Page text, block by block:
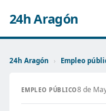
24h Aragón
24h Aragón › Empleo
EMPLEO PÚBLICO8 de